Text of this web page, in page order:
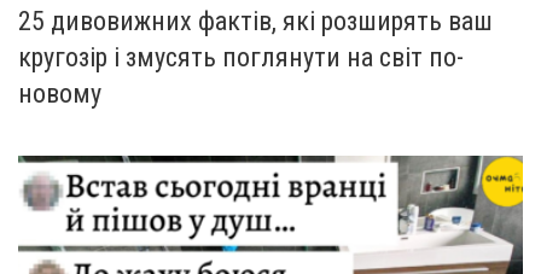
25 дивовижних фактів, які розширять ваш
кругозір і змусять поглянути на світ по-
новому